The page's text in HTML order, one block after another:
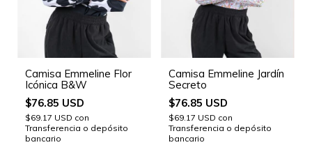
Camisa Emmeline Flor
Icónica B&W
$76.85 USD
$69.17 USD con
Transferencia o depósito
bancario
Camisa Emmeline Jardín
Secreto
$76.85 USD
$69.17 USD con
Transferencia o depósito
bancario